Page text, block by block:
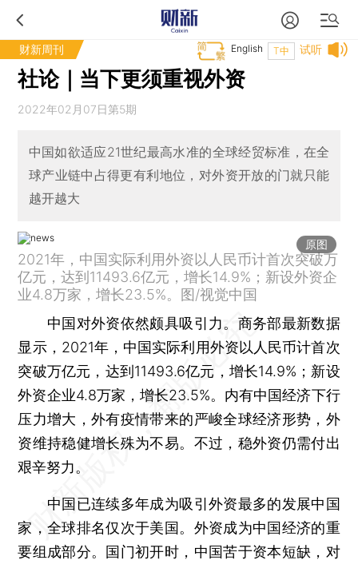
财新周刊 试听
T中
English
社论｜当下更须重视外资
2022年02月07日第5期
中国如欲适应21世纪最高水准的全球经贸标准，在全
球产业链中占得更有利地位，对外资开放的门就只能
越开越大
原图
2021年，中国实际利用外资以人民币计首次突破万
亿元，达到11493.6亿元，增长14.9%；新设外资企
业4.8万家，增长23.5%。图/视觉中国
中国对外资依然颇具吸引力。商务部最新数据
显示，2021年，中国实际利用外资以人民币计首次
突破万亿元，达到11493.6亿元，增长14.9%；新设
外资企业4.8万家，增长23.5%。内有中国经济下行
压力增大，外有疫情带来的严峻全球经济形势，外
资维持稳健增长殊为不易。不过，稳外资仍需付出
艰辛努力。
中国已连续多年成为吸引外资最多的发展中国
家，全球排名仅次于美国。外资成为中国经济的重
要组成部分。国门初开时，中国苦于资本短缺，对